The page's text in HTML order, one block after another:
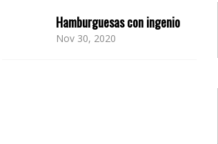
Hamburguesas con ingenio
Nov 30, 2020